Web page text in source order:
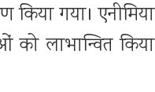
किया गया। एनीमिया
लाभान्वित किया